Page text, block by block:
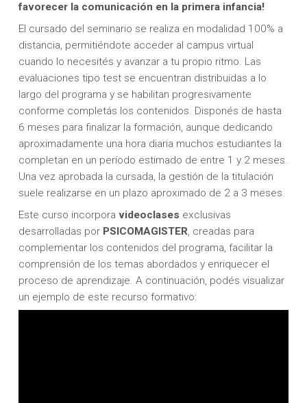
favorecer la comunicación en la primera infancia!
El cursado del seminario se realiza en modalidad 100% a
distancia, permitiéndote acceder al campus virtual
cuando lo necesités y avanzar a tu propio ritmo. Las
evaluaciones tipo test se encuentran distribuidas a lo
largo del programa y se habilitan progresivamente
conforme completás los contenidos. Disponés de hasta
6 meses para finalizar la formación, aunque dedicando
aproximadamente una hora diaria muchos estudiantes la
completan en un período estimado de entre 1 y 2 meses.
Una vez aprobada la cursada, la gestión de la titulación
suele realizarse en un plazo aproximado de 2 a 3 meses.
Este curso incorpora videoclases exclusivas
desarrolladas porPSICOMAGISTER , creadas para
complementar los contenidos del programa, facilitar la
comprensión de los temas abordados y enriquecer el
proceso de aprendizaje. A continuación, podés visualizar
un ejemplo de este recurso formativo: